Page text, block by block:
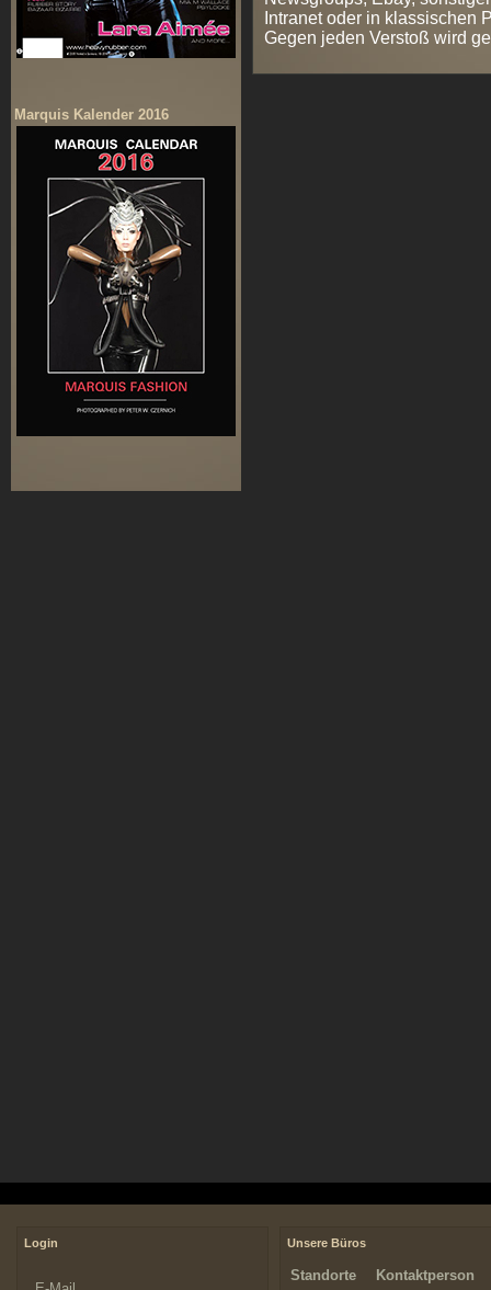
Marquis Kalender 2016
Intranet oder in klassischen
Gegen jeden Verstoß wird
Login Unsere Büros
Standorte Kontaktperson